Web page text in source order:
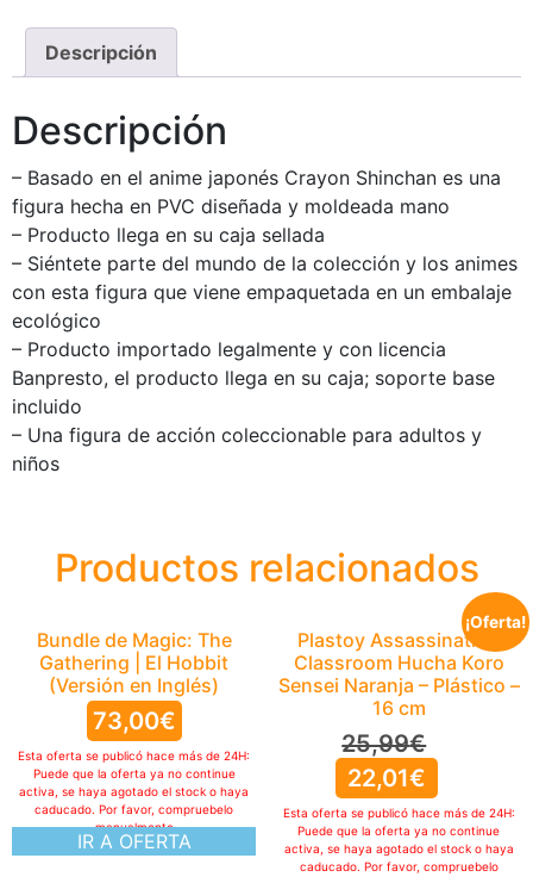
Descripción
Descripción
– Basado en el anime japonés Crayon Shinchan es una
figura hecha en PVC diseñada y moldeada mano
– Producto llega en su caja sellada
– Siéntete parte del mundo de la colección y los animes
con esta figura que viene empaquetada en un embalaje
ecológico
– Producto importado legalmente y con licencia
Banpresto, el producto llega en su caja; soporte base
incluido
– Una figura de acción coleccionable para adultos y
niños
Productos relacionados
Bundle de Magic: The
Gathering | El Hobbit
(Versión en Inglés)
73,00€
IR A OFERTA
Esta oferta se publicó hace más de 24H:
Puede que la oferta ya no continue
activa, se haya agotado el stock o haya
caducado. Por favor, compruebelo
manualmente
¡Oferta!
Plastoy Assassination
Classroom Hucha Koro
Sensei Naranja – Plástico –
16 cm
25,99€
22,01€
Esta oferta se publicó hace más de 24H:
Puede que la oferta ya no continue
activa, se haya agotado el stock o haya
caducado. Por favor, compruebelo